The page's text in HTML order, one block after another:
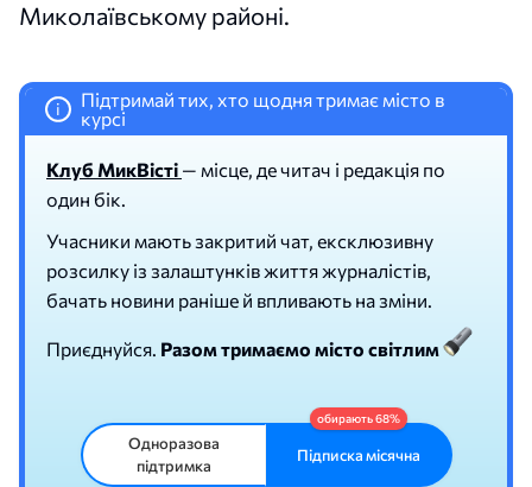
Миколаївському районі.
i
Підтримай тих, хто щодня тримає місто в
курсі
Клуб МикВісті — місце, де читач і редакція по
один бік.
Учасники мають закритий чат, ексклюзивну
розсилку із залаштунків життя журналістів,
бачать новини раніше й впливають на зміни.
Приєднуйся. Разом тримаємо місто світлим
Одноразова
підтримка
Підписка місячна